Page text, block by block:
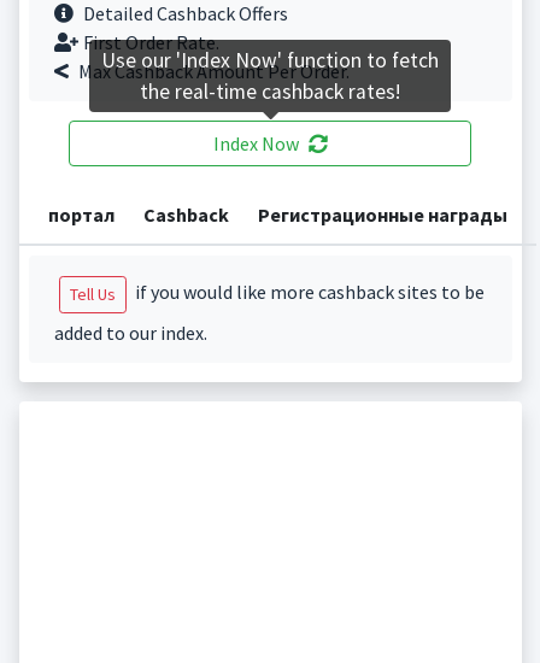
Detailed Cashback Offers
First Order Rate.
Max Cashback Amount Per Order.
Index Now
портал Cashback Регистрационные награды
Tell Us
if you would like more cashback sites to be
added to our index.
Use our 'Index Now' function to fetch
the real-time cashback rates!